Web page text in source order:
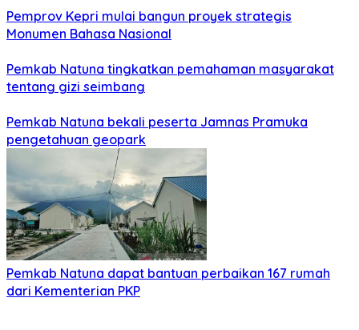
Pemprov Kepri mulai bangun proyek strategis
Monumen Bahasa Nasional
Pemkab Natuna tingkatkan pemahaman masyarakat
tentang gizi seimbang
Pemkab Natuna bekali peserta Jamnas Pramuka
pengetahuan geopark
Pemkab Natuna dapat bantuan perbaikan 167 rumah
dari Kementerian PKP